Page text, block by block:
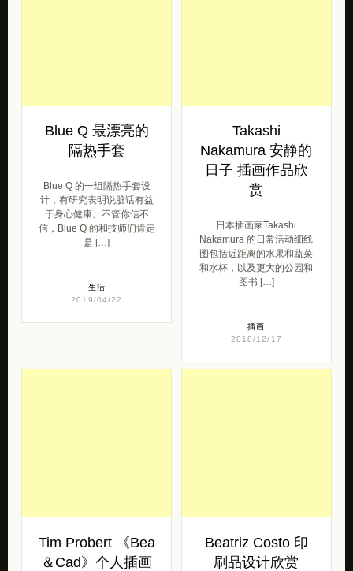
Blue Q 最漂亮的
隔热手套
Blue Q 的一组隔热手套设
计，有研究表明说脏话有益
于身心健康。不管你信不
信，Blue Q 的和技师们肯定
是 […]
生活
2019/04/22
Takashi
Nakamura 安静的
日子 插画作品欣
赏
日本插画家Takashi
Nakamura 的日常活动细线
图包括近距离的水果和蔬菜
和水杯，以及更大的公园和
图书 […]
插画
2018/12/17
Tim Probert 《Bea
＆Cad》个人插画
Beatriz Costo 印
刷品设计欣赏